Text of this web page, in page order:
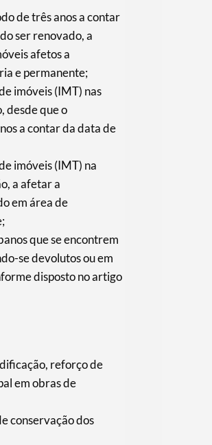
de três anos a contar
ser renovado, a
afetos a
e permanente;
imóveis (IMT) nas
desde que o
a contar da data de
imóveis (IMT) na
a afetar a
em área de
que se encontrem
se devolutos ou em
disposto no artigo
reforço de
em obras de
conservação dos